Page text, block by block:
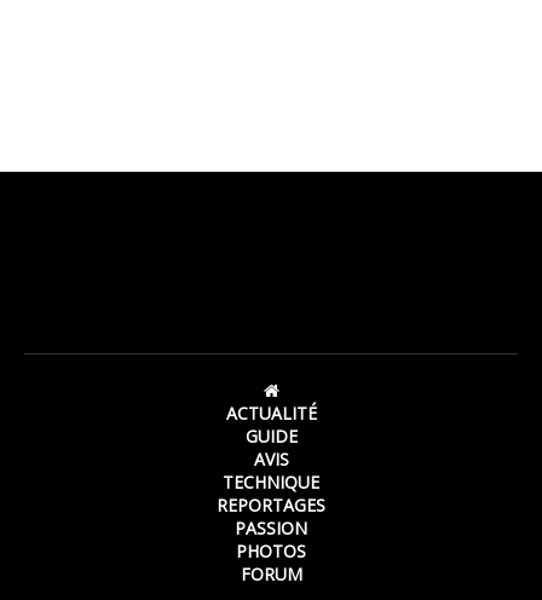
ACTUALITÉ
GUIDE
AVIS
TECHNIQUE
REPORTAGES
PASSION
PHOTOS
FORUM